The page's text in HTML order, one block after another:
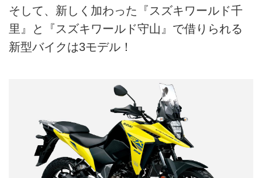
そして、新しく加わった『スズキワールド千
里』と『スズキワールド守山』で借りられる
新型バイクは3モデル！